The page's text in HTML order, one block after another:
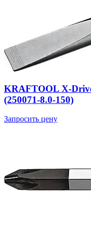
KRAFTOOL Х-
(250071-8.0-150)
Запросить цену